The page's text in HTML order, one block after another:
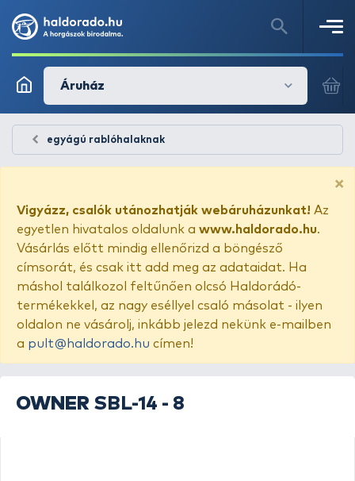
Áruház
egyágú rablóhalaknak
×
Vigyázz, csalók utánozhatják webáruházunkat! Az
egyetlen hivatalos oldalunk a www.haldorado.hu.
Vásárlás előtt mindig ellenőrizd a böngésző
címsorát, és csak itt add meg az adataidat. Ha
máshol találkozol feltűnően olcsó Haldorádó-
termékekkel, az nagy eséllyel csaló másolat - ilyen
oldalon ne vásárolj, inkább jelezd nekünk e-mailben
a pult@haldorado.hu címen!
OWNER SBL-14 - 8